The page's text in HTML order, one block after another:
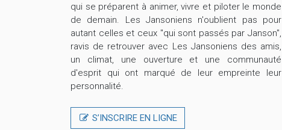
qui se préparent à animer, vivre et piloter le monde
de demain. Les Jansoniens n'oublient pas pour
autant celles et ceux "qui sont passés par Janson",
ravis de retrouver avec Les Jansoniens des amis,
un climat, une ouverture et une communauté
d'esprit qui ont marqué de leur empreinte leur
personnalité.
S’INSCRIRE EN LIGNE